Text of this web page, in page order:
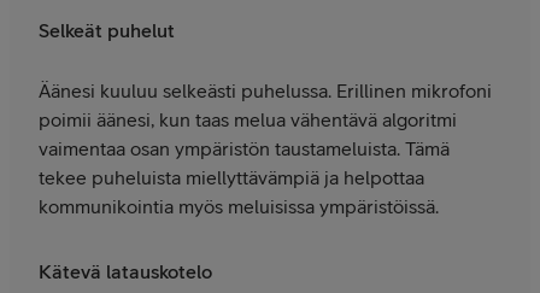
Selkeät puhelut
Äänesi kuuluu selkeästi puhelussa. Erillinen mikrofoni
poimii äänesi, kun taas melua vähentävä algoritmi
vaimentaa osan ympäristön taustameluista. Tämä
tekee puheluista miellyttävämpiä ja helpottaa
kommunikointia myös meluisissa ympäristöissä.
Kätevä latauskotelo